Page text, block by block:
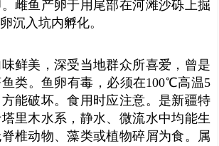
雌鱼产卵于用尾部在河滩沙砾上掘
沉入坑内孵化。
鲜美，深受当地群众所喜爱，曾是
类。鱼卵有毒，必须在100℃高温5
能破坏。食用时应注意。是新疆特
里木水系，静水、微流水中均能生
椎动物、藻类或植物碎屑为食。属